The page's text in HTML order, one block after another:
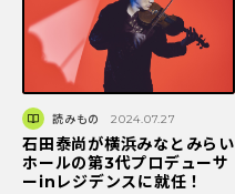
読みもの 2024.07.27
石田泰尚が横浜みなとみらい
ホールの第3代プロデューサ
ーinレジデンスに就任！